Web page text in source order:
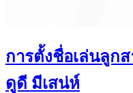
การตั้งชื่อเล่นลูก
ดูดี มีเสน่ห์